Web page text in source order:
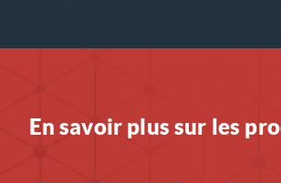
En savoir plus sur les